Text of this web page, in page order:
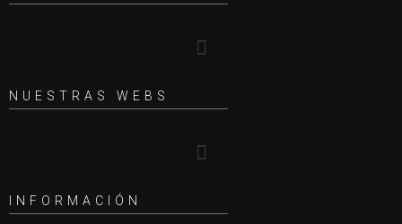
NUESTRAS WEBS
INFORMACIÓN